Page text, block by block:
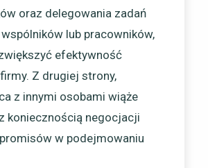
oraz delegowania zadań
wspólników lub pracowników,
efektywność
Z drugiej strony,
z innymi osobami wiąże
koniecznością negocjacji
w podejmowaniu